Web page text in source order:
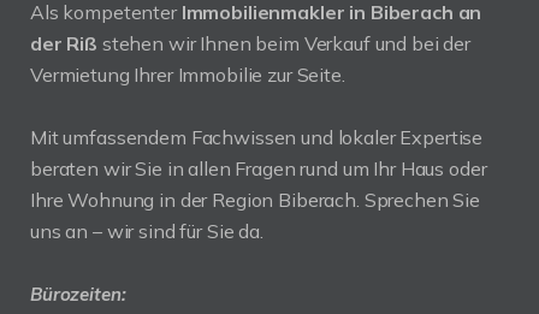
Als kompetenter Immobilienmakler in Biberach an
der Riß stehen wir Ihnen beim Verkauf und bei der
Vermietung Ihrer Immobilie zur Seite.
Mit umfassendem Fachwissen und lokaler Expertise
beraten wir Sie in allen Fragen rund um Ihr Haus oder
Ihre Wohnung in der Region Biberach. Sprechen Sie
uns an – wir sind für Sie da.
Bürozeiten: